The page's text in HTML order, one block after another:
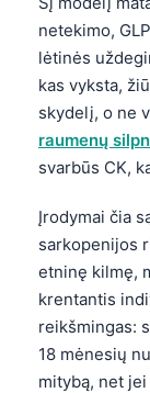
netekimo,
lėtinės
kas vyksta,
skydelį, o ne
raumenų
svarbūs CK,
Įrodymai čia
sarkopenijos
etninę kilmę,
krentantis
reikšmingas:
18 mėnesių
mitybą, net